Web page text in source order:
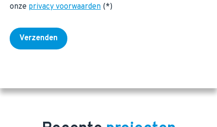
onze privacy voorwaarden (*)